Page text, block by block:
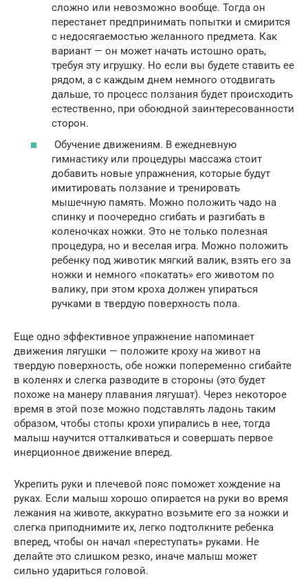
сложно или невозможно вообще. Тогда он
перестанет предпринимать попытки и смирится
с недосягаемостью желанного предмета. Как
вариант — он может начать истошно орать,
требуя эту игрушку. Но если вы будете ставить ее
рядом, а с каждым днем немного отодвигать
дальше, то процесс ползания будет происходить
естественно, при обоюдной заинтересованности
сторон.
Обучение движениям. В ежедневную
гимнастику или процедуры массажа стоит
добавить новые упражнения, которые будут
имитировать ползание и тренировать
мышечную память. Можно положить чадо на
спинку и поочередно сгибать и разгибать в
коленочках ножки. Это не только полезная
процедура, но и веселая игра. Можно положить
ребенку под животик мягкий валик, взять его за
ножки и немного «покатать» его животом по
валику, при этом кроха должен упираться
ручками в твердую поверхность пола.
Еще одно эффективное упражнение напоминает
движения лягушки — положите кроху на живот на
твердую поверхность, обе ножки попеременно сгибайте
в коленях и слегка разводите в стороны (это будет
похоже на манеру плавания лягушат). Через некоторое
время в этой позе можно подставлять ладонь таким
образом, чтобы стопы крохи упирались в нее, тогда
малыш научится отталкиваться и совершать первое
инерционное движение вперед.
Укрепить руки и плечевой пояс поможет хождение на
руках. Если малыш хорошо опирается на руки во время
лежания на животе, аккуратно возьмите его за ножки и
слегка приподнимите их, легко подтолкните ребенка
вперед, чтобы он начал «переступать» руками. Не
делайте это слишком резко, иначе малыш может
сильно удариться головой.